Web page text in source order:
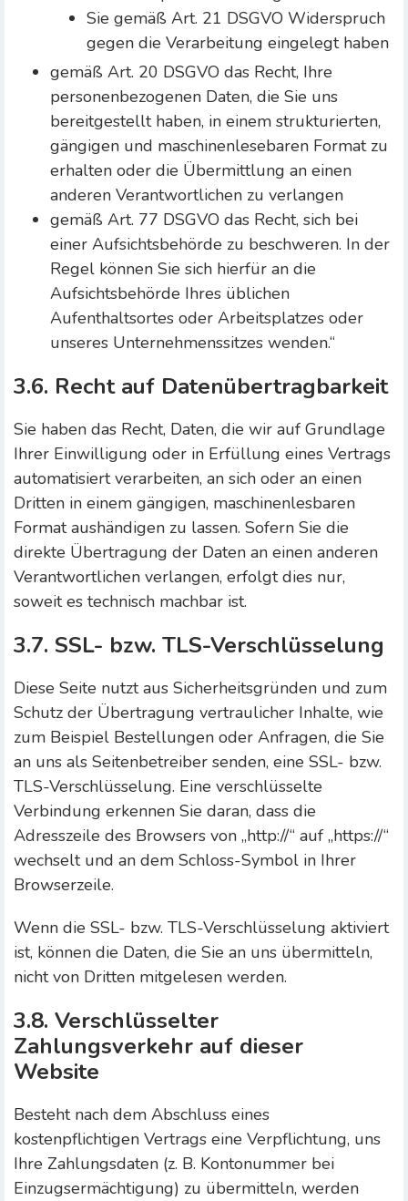
Sie gemäß Art. 21 DSGVO Widerspruch
gegen die Verarbeitung eingelegt haben
gemäß Art. 20 DSGVO das Recht, Ihre
personenbezogenen Daten, die Sie uns
bereitgestellt haben, in einem strukturierten,
gängigen und maschinenlesebaren Format zu
erhalten oder die Übermittlung an einen
anderen Verantwortlichen zu verlangen
gemäß Art. 77 DSGVO das Recht, sich bei
einer Aufsichtsbehörde zu beschweren. In der
Regel können Sie sich hierfür an die
Aufsichtsbehörde Ihres üblichen
Aufenthaltsortes oder Arbeitsplatzes oder
unseres Unternehmenssitzes wenden.“
3.6. Recht auf Datenübertragbarkeit
Sie haben das Recht, Daten, die wir auf Grundlage
Ihrer Einwilligung oder in Erfüllung eines Vertrags
automatisiert verarbeiten, an sich oder an einen
Dritten in einem gängigen, maschinenlesbaren
Format aushändigen zu lassen. Sofern Sie die
direkte Übertragung der Daten an einen anderen
Verantwortlichen verlangen, erfolgt dies nur,
soweit es technisch machbar ist.
3.7. SSL- bzw. TLS-Verschlüsselung
Diese Seite nutzt aus Sicherheitsgründen und zum
Schutz der Übertragung vertraulicher Inhalte, wie
zum Beispiel Bestellungen oder Anfragen, die Sie
an uns als Seitenbetreiber senden, eine SSL- bzw.
TLS-Verschlüsselung. Eine verschlüsselte
Verbindung erkennen Sie daran, dass die
Adresszeile des Browsers von „http://“ auf „https://“
wechselt und an dem Schloss-Symbol in Ihrer
Browserzeile.
Wenn die SSL- bzw. TLS-Verschlüsselung aktiviert
ist, können die Daten, die Sie an uns übermitteln,
nicht von Dritten mitgelesen werden.
3.8. Verschlüsselter
Zahlungsverkehr auf dieser
Website
Besteht nach dem Abschluss eines
kostenpflichtigen Vertrags eine Verpflichtung, uns
Ihre Zahlungsdaten (z. B. Kontonummer bei
Einzugsermächtigung) zu übermitteln, werden